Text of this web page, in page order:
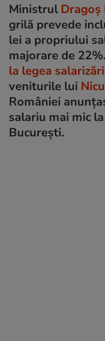
Ministrul Dragoș
grilă prevede
lei a propriului
majorare de
la legea
veniturile lui
României
salariu mai mic
București.